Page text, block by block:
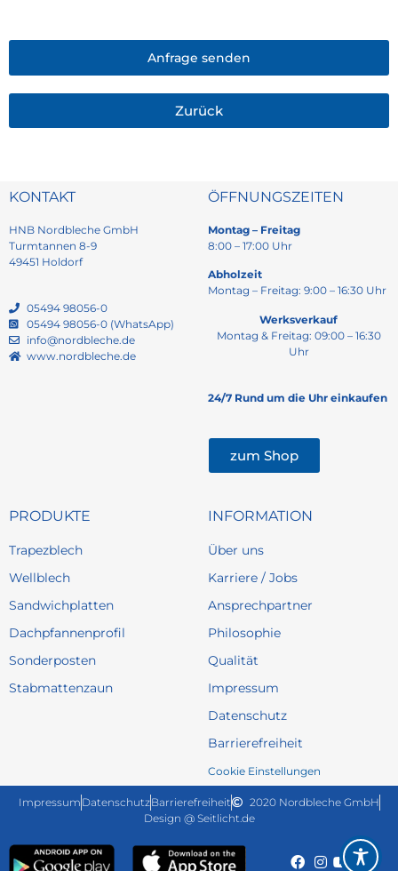
Anfrage senden
Zurück
KONTAKT
HNB Nordbleche GmbH
Turmtannen 8-9
49451 Holdorf
05494 98056-0
05494 98056-0 (WhatsApp)
info@nordbleche.de
www.nordbleche.de
ÖFFNUNGSZEITEN
Montag – Freitag
8:00 – 17:00 Uhr
Abholzeit
Montag – Freitag: 9:00 – 16:30 Uhr
Werksverkauf
Montag & Freitag: 09:00 – 16:30
Uhr
24/7 Rund um die Uhr einkaufen
zum Shop
PRODUKTE
Trapezblech
Wellblech
Sandwichplatten
Dachpfannenprofil
Sonderposten
Stabmattenzaun
INFORMATION
Über uns
Karriere / Jobs
Ansprechpartner
Philosophie
Qualität
Impressum
Datenschutz
Barrierefreiheit
Cookie Einstellungen
Impressum DatenschutzBarrierefreiheit
2020 Nordbleche GmbH
Design @ Seitlicht.de